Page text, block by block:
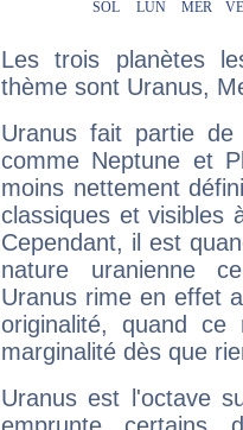
Les trois planètes
thème sont Uranus,
Uranus fait partie
comme Neptune et
moins nettement
classiques et visibles
Cependant, il est
nature uranienne
Uranus rime en effet
originalité, quand ce
marginalité dès que
Uranus est l'octave